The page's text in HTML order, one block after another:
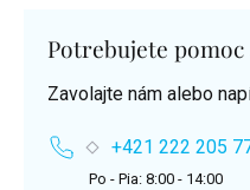
Potrebujete
Zavolajte nám alebo
+421 222 205
Po - Pia: 8:00 - 14:00